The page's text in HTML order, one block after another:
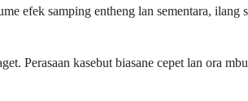
efek samping entheng lan sementara, ilang
Perasaan kasebut biasane cepet lan ora